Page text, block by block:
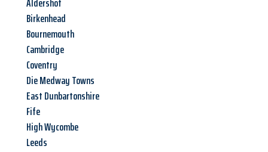
Birkenhead
Bournemouth
Cambridge
Coventry
Die Medway Towns
East Dunbartonshire
Fife
High Wycombe
Leeds